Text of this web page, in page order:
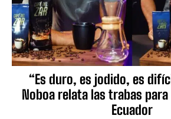
“Es duro, es jodido, es
Noboa relata las trabas
Ecuador